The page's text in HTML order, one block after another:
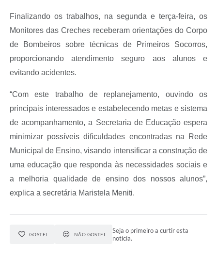
Finalizando os trabalhos, na segunda e terça-feira, os
Monitores das Creches receberam orientações do Corpo
de Bombeiros sobre técnicas de Primeiros Socorros,
proporcionando atendimento seguro aos alunos e
evitando acidentes.
“Com este trabalho de replanejamento, ouvindo os
principais interessados e estabelecendo metas e sistema
de acompanhamento, a Secretaria de Educação espera
minimizar possíveis dificuldades encontradas na Rede
Municipal de Ensino, visando intensificar a construção de
uma educação que responda às necessidades sociais e
a melhoria qualidade de ensino dos nossos alunos”,
explica a secretária Maristela Meniti.
GOSTEI NÃO GOSTEI
Seja o primeiro a curtir esta
notícia.